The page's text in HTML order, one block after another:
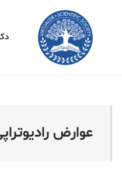
دکتر مجازی -
عوارض